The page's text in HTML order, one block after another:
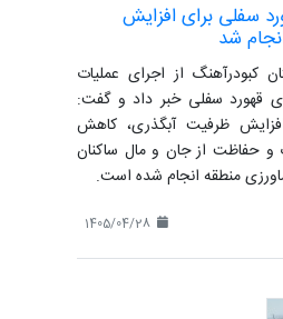
سفلی برای افزایش
شد
کبودرآهنگ از اجرای عملیات
قهورد سفلی خبر داد و گفت:
ظرفیت آبگذری، کاهش
و حفاظت از جان و مال ساکنان
منطقه انجام شده است.